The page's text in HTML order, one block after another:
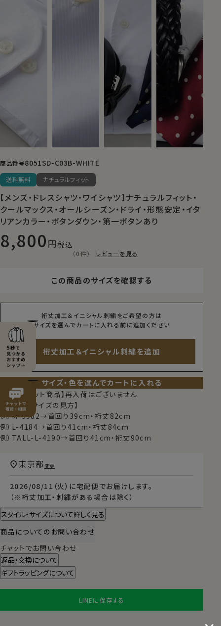
商品番号8051SD-C03B-WHITE
送料無料 ナチュラルフィット
【メンズ・ドレスシャツ・ワイシャツ】ナチュラルフィット・
クールマックス・オールシーズン・ドライ・形態安定・イタ
リアンカラー・ボタンダウン・第一ボタンあり
8,800 税込
（0件） レビューを見る
この商品のサイズを確認する
裄丈加工＆イニシャル刺繍をご希望の方は
サイズを選んでカートに入れる前に追加ください
裄丈加工＆イニシャル刺繍を追加
サイズ・色を選んでカートに入れる
【限定スポット商品】再入荷はございません
【シャツのサイズの見方】
例）M-3982→首回り39cm・裄丈82cm
例）L-4184→首回り41cm・裄丈84cm
例）TALL-L-4190→首回り41cm・裄丈90cm
2026/08/11（火） に宅配便 でお届けします。
（※裄丈加工・刺繍がある場合は除く）
東京都 変更
スタイル・サイズについて詳しく見る
商品についてのお問い合わせ
チャットでお問い合わせ
返品・交換について
ギフトラッピングについて
LINEに保存する